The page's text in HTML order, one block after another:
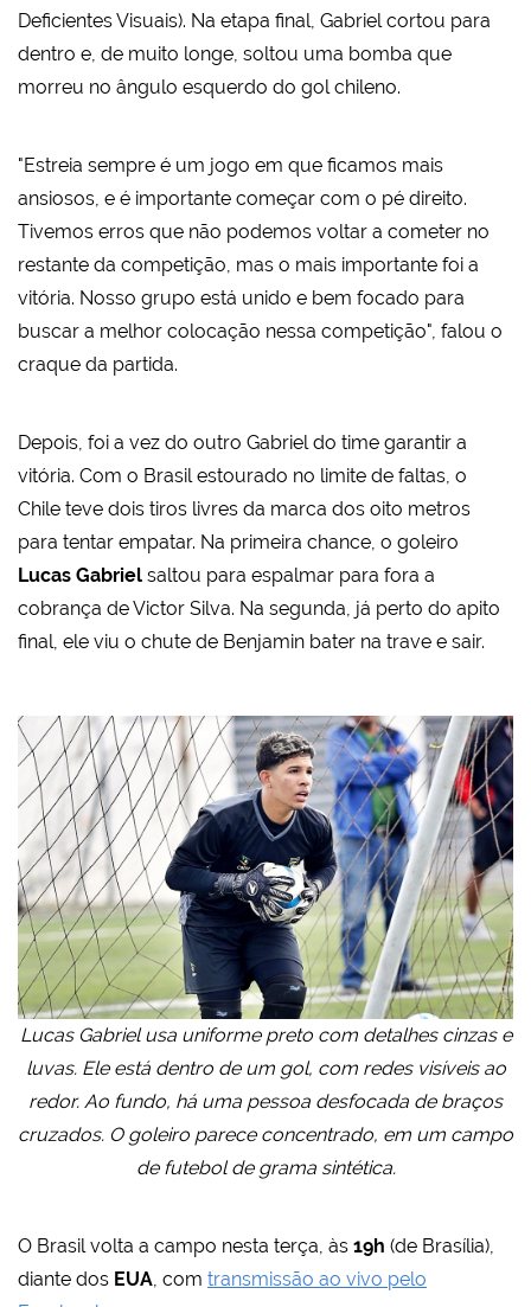
Deficientes Visuais). Na etapa final, Gabriel cortou para
dentro e, de muito longe, soltou uma bomba que
morreu no ângulo esquerdo do gol chileno.
"Estreia sempre é um jogo em que ficamos mais
ansiosos, e é importante começar com o pé direito.
Tivemos erros que não podemos voltar a cometer no
restante da competição, mas o mais importante foi a
vitória. Nosso grupo está unido e bem focado para
buscar a melhor colocação nessa competição", falou o
craque da partida.
Depois, foi a vez do outro Gabriel do time garantir a
vitória. Com o Brasil estourado no limite de faltas, o
Chile teve dois tiros livres da marca dos oito metros
para tentar empatar. Na primeira chance, o goleiro
Lucas Gabriel saltou para espalmar para fora a
cobrança de Victor Silva. Na segunda, já perto do apito
final, ele viu o chute de Benjamin bater na trave e sair.
Lucas Gabriel usa uniforme preto com detalhes cinzas e
luvas. Ele está dentro de um gol, com redes visíveis ao
redor. Ao fundo, há uma pessoa desfocada de braços
cruzados. O goleiro parece concentrado, em um campo
de futebol de grama sintética.
O Brasil volta a campo nesta terça, às 19h (de Brasília),
diante dos EUA, com transmissão ao vivo pelo